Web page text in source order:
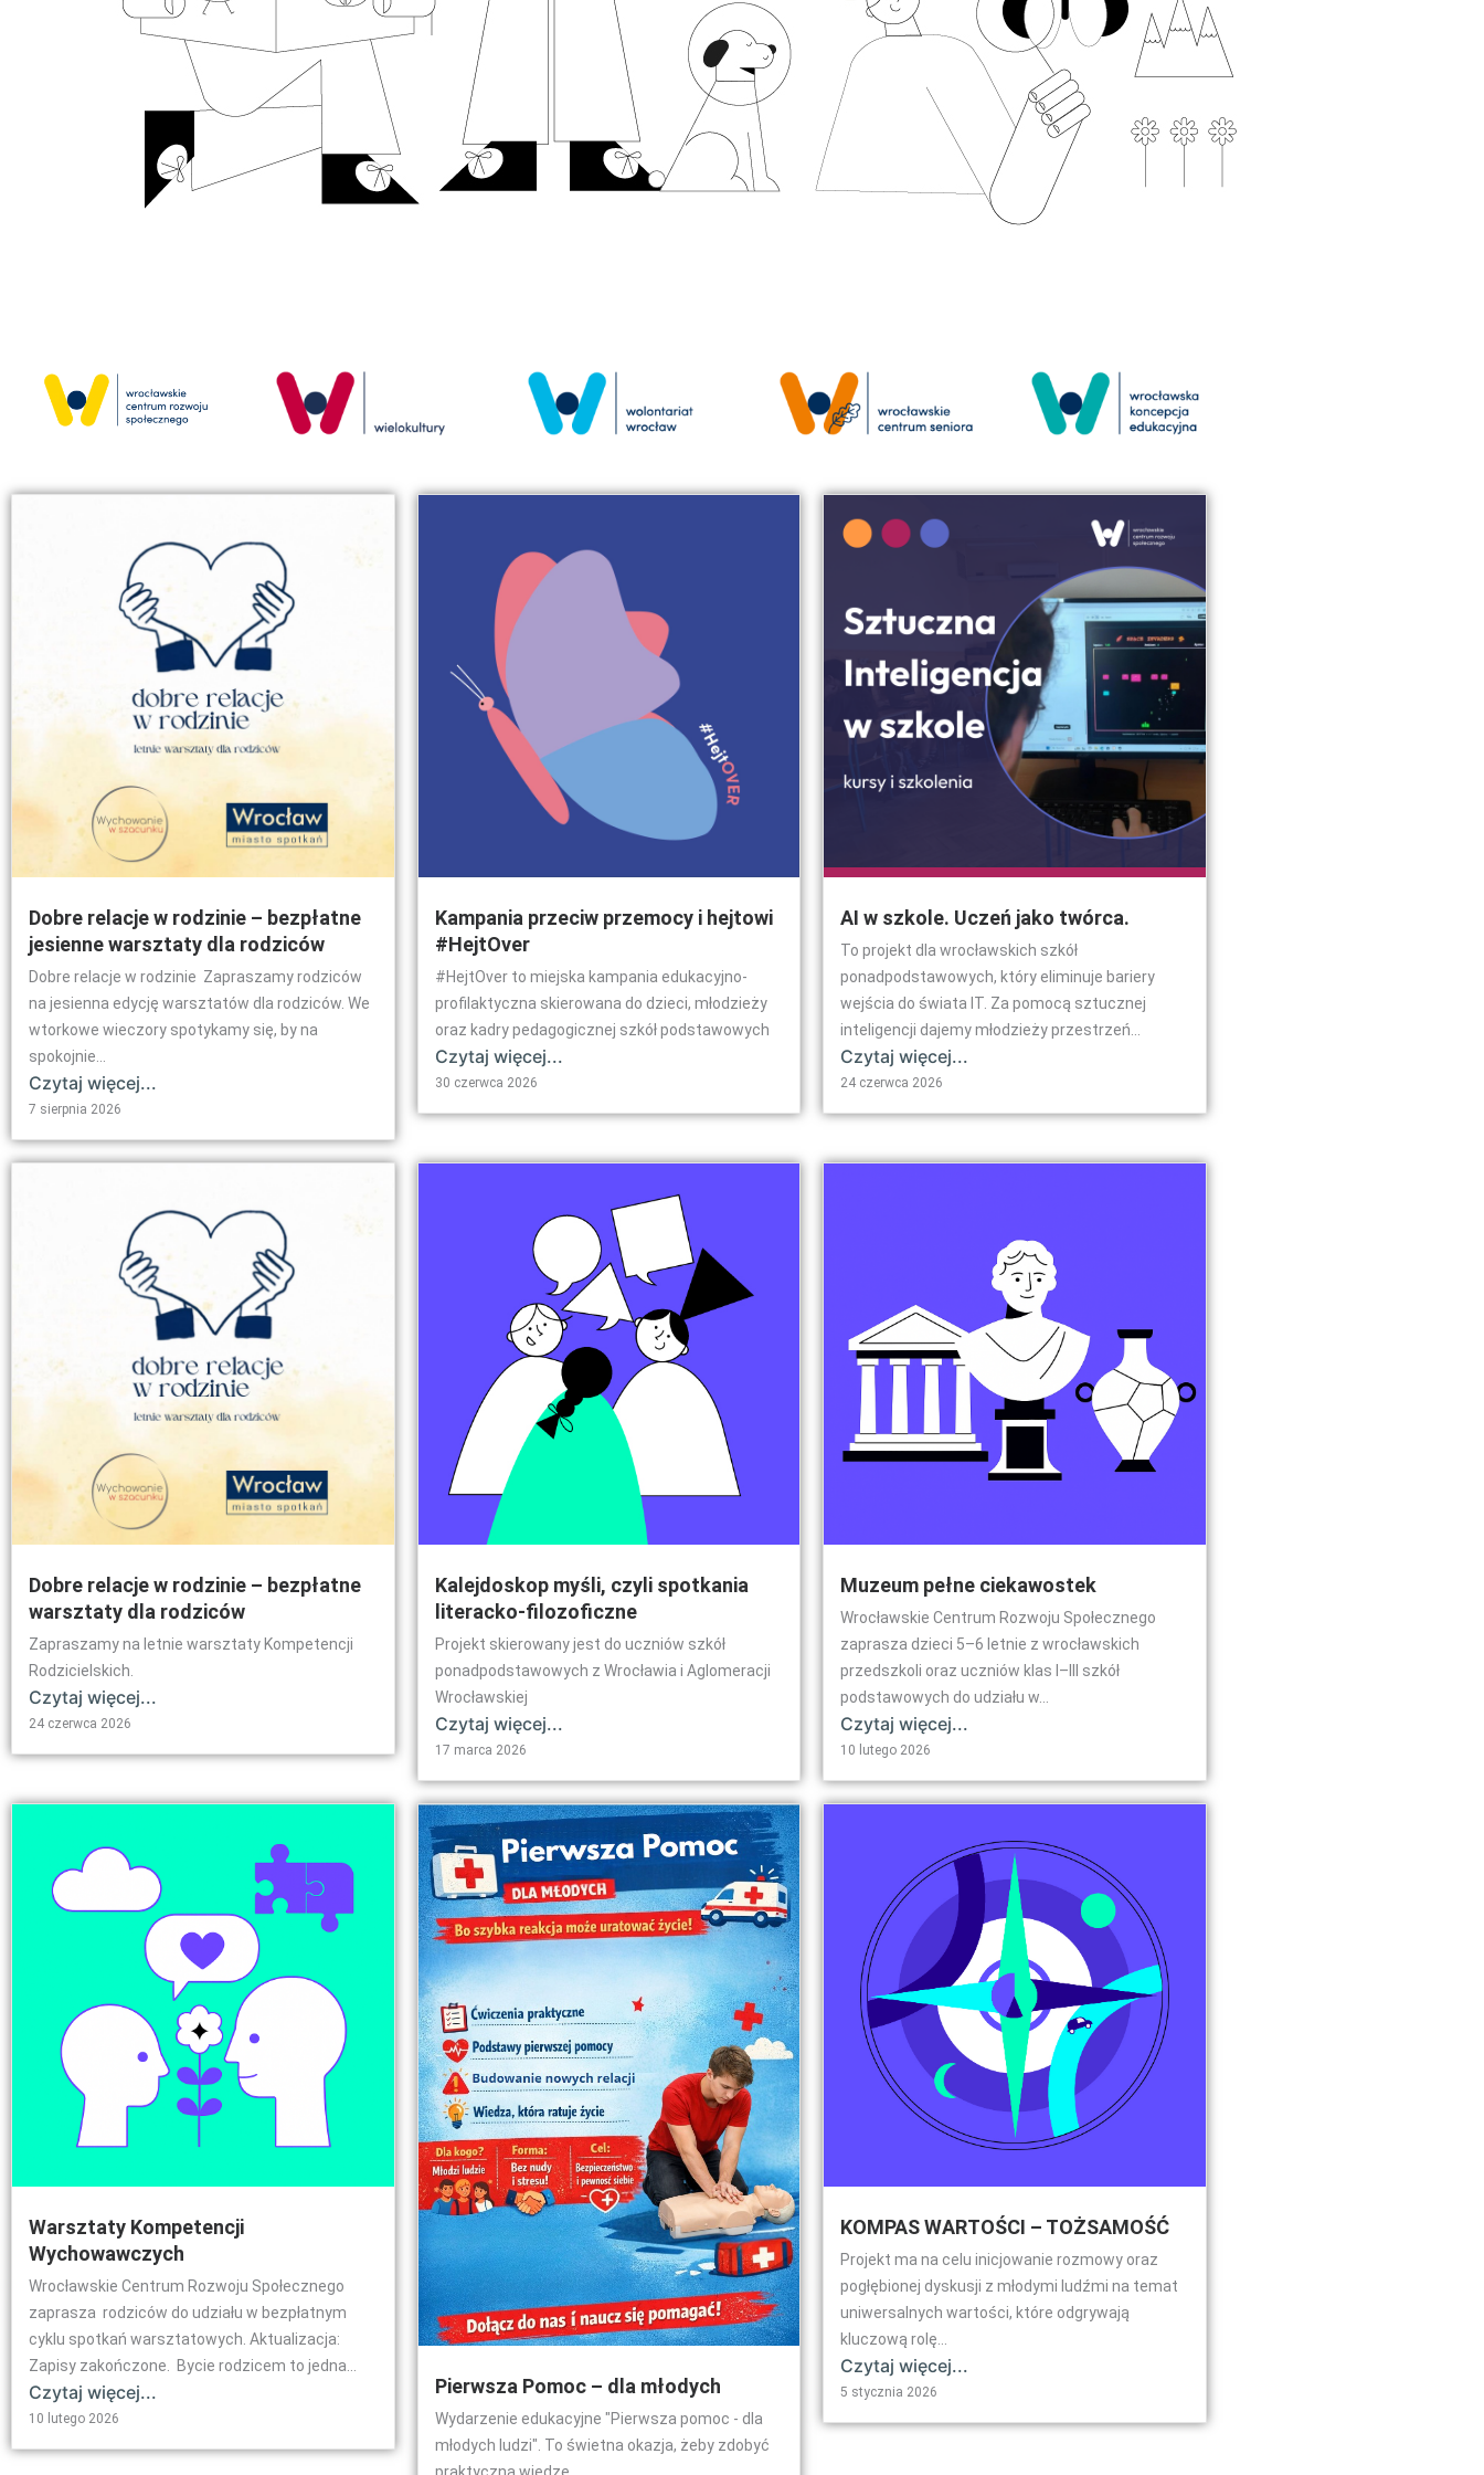
Dobre relacje w rodzinie – bezpłatne
jesienne warsztaty dla rodziców
Dobre relacje w rodzinie Zapraszamy rodziców
na jesienna edycję warsztatów dla rodziców. We
wtorkowe wieczory spotykamy się, by na
spokojnie...
Czytaj więcej...
7 sierpnia 2026
Kampania przeciw przemocy i hejtowi
#HejtOver
#HejtOver to miejska kampania edukacyjno-
profilaktyczna skierowana do dzieci, młodzieży
oraz kadry pedagogicznej szkół podstawowych
Czytaj więcej...
30 czerwca 2026
AI w szkole. Uczeń jako twórca.
To projekt dla wrocławskich szkół
ponadpodstawowych, który eliminuje bariery
wejścia do świata IT. Za pomocą sztucznej
inteligencji dajemy młodzieży przestrzeń...
Czytaj więcej...
24 czerwca 2026
Dobre relacje w rodzinie – bezpłatne
warsztaty dla rodziców
Zapraszamy na letnie warsztaty Kompetencji
Rodzicielskich.
Czytaj więcej...
24 czerwca 2026
Kalejdoskop myśli, czyli spotkania
literacko-filozoficzne
Projekt skierowany jest do uczniów szkół
ponadpodstawowych z Wrocławia i Aglomeracji
Wrocławskiej
Czytaj więcej...
17 marca 2026
Muzeum pełne ciekawostek
Wrocławskie Centrum Rozwoju Społecznego
zaprasza dzieci 5–6 letnie z wrocławskich
przedszkoli oraz uczniów klas I–III szkół
podstawowych do udziału w...
Czytaj więcej...
10 lutego 2026
Warsztaty Kompetencji
Wychowawczych
Wrocławskie Centrum Rozwoju Społecznego
zaprasza rodziców do udziału w bezpłatnym
cyklu spotkań warsztatowych. Aktualizacja:
Zapisy zakończone. Bycie rodzicem to jedna...
Czytaj więcej...
10 lutego 2026
Pierwsza Pomoc – dla młodych
Wydarzenie edukacyjne "Pierwsza pomoc - dla
młodych ludzi". To świetna okazja, żeby zdobyć
KOMPAS WARTOŚCI – TOŻSAMOŚĆ
Projekt ma na celu inicjowanie rozmowy oraz
pogłębionej dyskusji z młodymi ludźmi na temat
uniwersalnych wartości, które odgrywają
kluczową rolę...
Czytaj więcej...
5 stycznia 2026